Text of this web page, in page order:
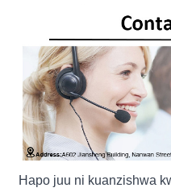
Hapo juu ni kuanzishwa